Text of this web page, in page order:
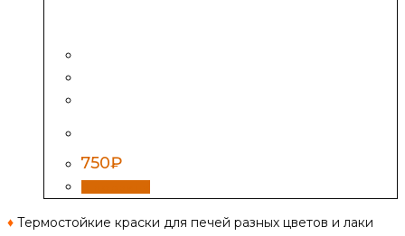
750₽
♦ Термостойкие краски для печей разных цветов и лаки